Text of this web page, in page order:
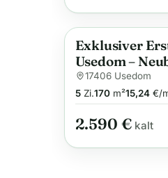
Anzeige
Exklusiver
Usedom –
qm &
Ausstattung in
17406 Usedom
5Zi.170m²15,24€/
2.590 €kalt